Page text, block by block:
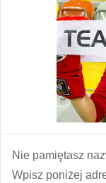
Nie pamiętasz
Wpisz poniżej